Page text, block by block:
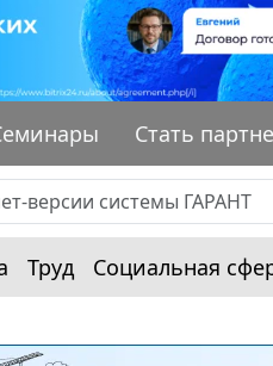
Стать
Труд Социальная